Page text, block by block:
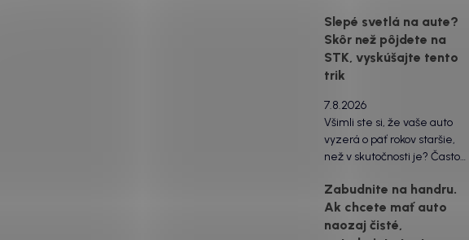
Slepé svetlá na aute?
Skôr než pôjdete na
STK, vyskúšajte tento
trik
7.8.2026
Všimli ste si, že vaše auto
vyzerá o päť rokov staršie,
než v skutočnosti je? Často
svetlomety. Ten mliečny,
drsný povrch nie je len
estetická vada. Keď slnko a soľ
Zabudnite na handru.
Ak chcete mať auto
naozaj čisté,